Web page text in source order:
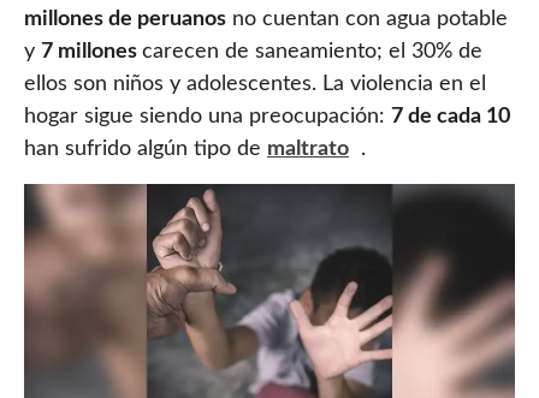
millones de peruanos no cuentan con agua potable
y 7 millones carecen de saneamiento; el 30% de
ellos son niños y adolescentes. La violencia en el
hogar sigue siendo una preocupación: 7 de cada 10
han sufrido algún tipo de maltrato .